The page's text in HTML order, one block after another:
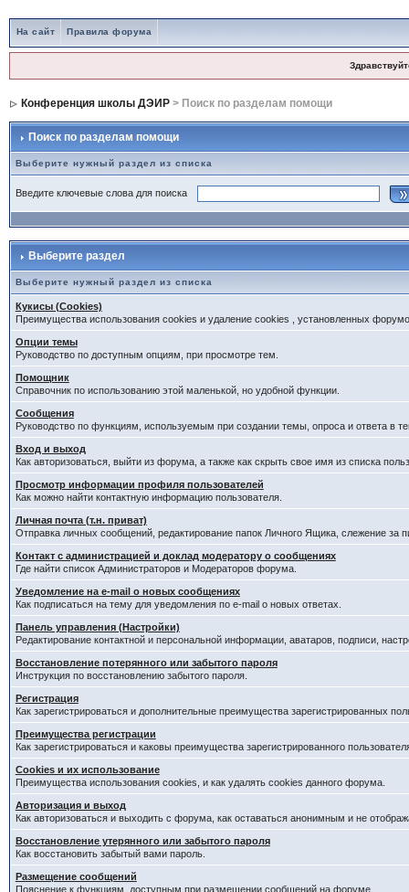
На сайт Правила форума
Конференция школы ДЭИР> Поиск по разделам помощи
Поиск по разделам помощи
Выберите нужный раздел из списка
Введите ключевые слова для поиска
Выберите раздел
Выберите нужный раздел из списка
Кукисы (Cookies)
Преимущества использования cookies и удаление cookies , установленных
Опции темы
Руководство по доступным опциям, при просмотре тем.
Помощник
Справочник по использованию этой маленькой, но удобной функции.
Сообщения
Руководство по функциям, используемым при создании темы, опроса и ответа в
Вход и выход
Как авторизоваться, выйти из форума, а также как скрыть свое имя из списка
Просмотр информации профиля пользователей
Как можно найти контактную информацию пользователя.
Личная почта (т.н. приват)
Отправка личных сообщений, редактирование папок Личного Ящика, слежение за
Контакт с администрацией и доклад модератору о сообщениях
Где найти список Администраторов и Модераторов форума.
Уведомление на e-mail о новых сообщениях
Как подписаться на тему для уведомления по e-mail о новых ответах.
Панель управления (Настройки)
Редактирование контактной и персональной информации, аватаров, подписи,
Восстановление потерянного или забытого пароля
Инструкция по восстановлению забытого пароля.
Регистрация
Как зарегистрироваться и дополнительные преимущества зарегистрированных
Преимущества регистрации
Как зарегистрироваться и каковы преимущества зарегистрированного
Cookies и их использование
Преимущества использования cookies, и как удалять cookies данного форума.
Авторизация и выход
Как авторизоваться и выходить с форума, как оставаться анонимным и не
Восстановление утерянного или забытого пароля
Как восстановить забытый вами пароль.
Размещение сообщений
Пояснение к функциям, доступным при размещении сообщений на форуме.